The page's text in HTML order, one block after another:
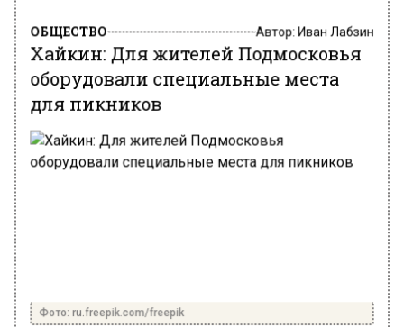
ОБЩЕСТВО Автор:Иван Лабзин
Хайкин: Для жителей Подмосковья
оборудовали специальные места
для пикников
Фото: ru.freepik.com/freepik